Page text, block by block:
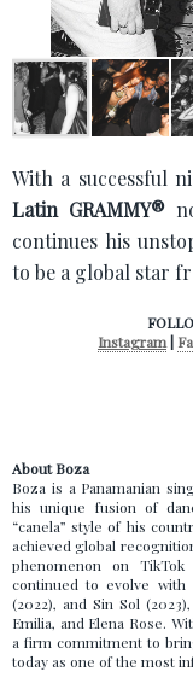
With a successful
Latin GRAMMY®
continues his
to be a global star
Instagram |
About Boza
Boza is a Panamanian
his unique fusion of
“canela” style of his
achieved global
phenomenon on
continued to evolve with
(2022), and Sin Sol
Emilia, and Elena Rose.
a firm commitment to
today as one of the most